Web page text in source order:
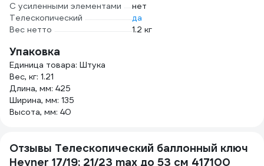
С усиленными элементами
нет
Телескопический
да
Вес нетто
1.2 кг
Упаковка
Единица товара: Штука
Вес, кг: 1.21
Длина, мм: 425
Ширина, мм: 135
Высота, мм: 40
Отзывы Телескопический баллонный ключ
Heyner 17/19; 21/23 max до 53 см 417100